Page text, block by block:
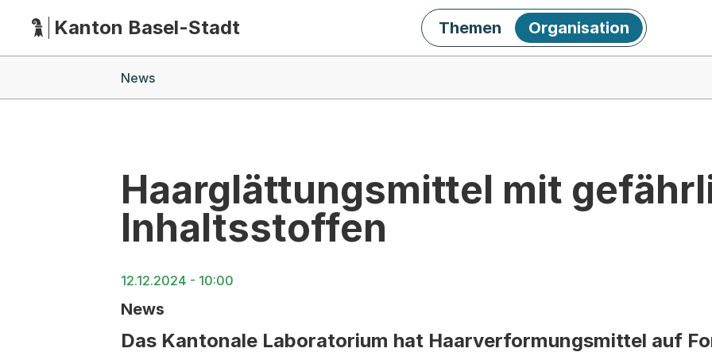
HauptnavigationKanton Basel-Stadt Themen Organisation
News
Haarglättungsmittel mit
Inhaltsstoffen
12.12.2024 - 10:00
News
Das Kantonale Laboratorium hat Haarverformungsmittel auf